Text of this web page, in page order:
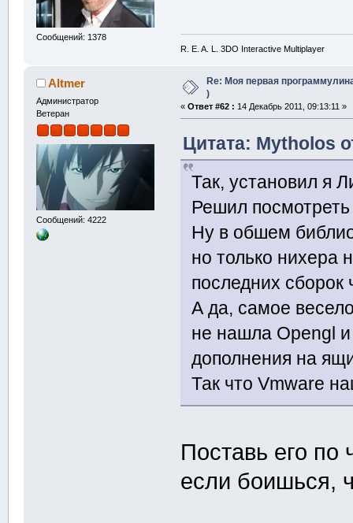
Сообщений: 1378
R. E. A. L. 3DO Interactive Multiplayer
Altmer
Администратор
Ветеран
Сообщений: 4222
Re: Моя первая
)
«Ответ #62 : 14 Декабрь 2011, 09:13:11 »
Цитата: Mytholos
Так, установил я
Решил посмотреть
Ну в обшем
но только нихера
последних сборок
А да, самое
не нашла Opengl
дополнения на
Так что Vmware
Поставь его по
если боишься,